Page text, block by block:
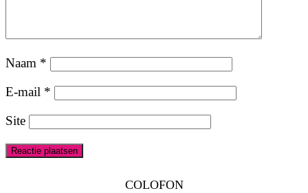
Naam *
E-mail *
Site
COLOFON